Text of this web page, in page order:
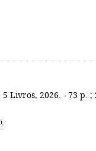
5 Livros, 2026. - 73 p. ;